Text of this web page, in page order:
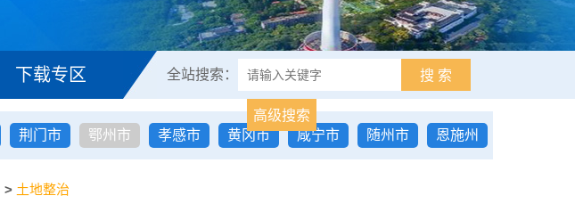
下载专区 全站搜索： 搜 索
高级搜索
荆门市 鄂州市 孝感市 黄冈市 咸宁市 随州市
恩施州
> 土地整治